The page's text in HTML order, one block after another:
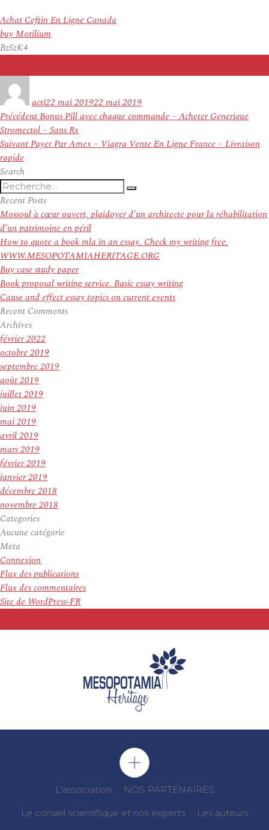
Achat Ceftin En Ligne Canada
buy Motilium
BzSzK4
actile
22 mai 201922 mai 2019
Navigation
de
l’article
PrécédentArticle
précédent :
Bonus Pill avec chaque commande – Acheter Generique
Stromectol – Sans Rx
SuivantArticle
Payer Par Amex – Viagra Vente En Ligne France – Livraison
rapide
Search
Recherche
pour
:
Recherche
Recent Posts
Mossoul à cœur ouvert, plaidoyer d’un architecte pour la réhabilitation
d’un patrimoine en péril
How to quote a book mla in an essay. Check my writing free.
WWW.MESOPOTAMIAHERITAGE.ORG
Buy case study paper
Book proposal writing service. Basic essay writing
Cause and effect essay topics on current events
Recent Comments
Archives
février 2022
octobre 2019
septembre 2019
août 2019
juillet 2019
juin 2019
mai 2019
avril 2019
mars 2019
février 2019
janvier 2019
décembre 2018
novembre 2018
Categories
Aucune catégorie
Meta
Connexion
Flux des publications
Flux des commentaires
Site de WordPress-FR
L'association NOS PARTENAIRES
Le conseil scientifique et nos experts Les auteurs